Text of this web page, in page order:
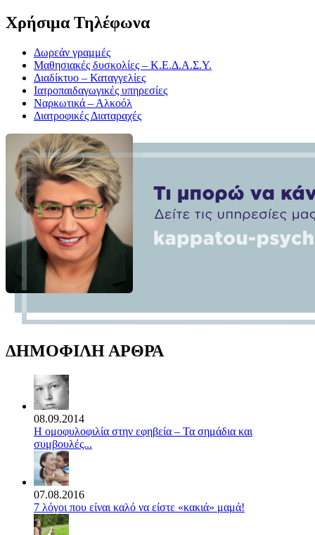
Χρήσιμα Τηλέφωνα
Δωρεάν γραμμές
Μαθησιακές δυσκολίες – Κ.Ε.Δ.Α.Σ.Υ.
Διαδίκτυο – Καταγγελίες
Ιατροπαιδαγωγικές υπηρεσίες
Ναρκωτικά – Αλκοόλ
Διατροφικές Διαταραχές
ΔΗΜΟΦΙΛΗ ΑΡΘΡΑ
08.09.2014
Η ομοφυλοφιλία στην εφηβεία – Τα σημάδια και
συμβουλές...
07.08.2016
7 λόγοι που είναι καλό να είστε «κακιά» μαμά!